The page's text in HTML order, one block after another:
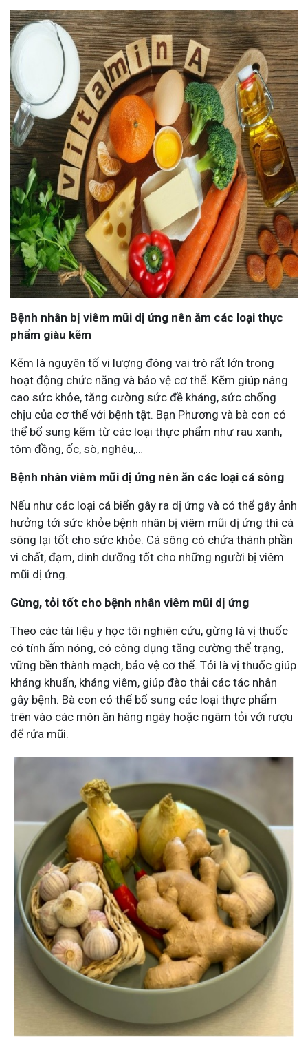
Bệnh nhân bị viêm mũi dị ứng nên ăm các loại thực
phẩm giàu kẽm
Kẽm là nguyên tố vi lượng đóng vai trò rất lớn trong
hoạt động chức năng và bảo vệ cơ thể. Kẽm giúp nâng
cao sức khỏe, tăng cường sức đề kháng, sức chống
chịu của cơ thể với bệnh tật. Bạn Phương và bà con có
thể bổ sung kẽm từ các loại thực phẩm như rau xanh,
tôm đồng, ốc, sò, nghêu,…
Bệnh nhân viêm mũi dị ứng nên ăn các loại cá sông
Nếu như các loại cá biển gây ra dị ứng và có thể gây ảnh
hưởng tới sức khỏe bệnh nhân bị viêm mũi dị ứng thì cá
sông lại tốt cho sức khỏe. Cá sông có chứa thành phần
vi chất, đạm, dinh dưỡng tốt cho những người bị viêm
mũi dị ứng.
Gừng, tỏi tốt cho bệnh nhân viêm mũi dị ứng
Theo các tài liệu y học tôi nghiên cứu, gừng là vị thuốc
có tính ấm nóng, có công dụng tăng cường thể trạng,
vững bền thành mạch, bảo vệ cơ thể. Tỏi là vị thuốc giúp
kháng khuẩn, kháng viêm, giúp đào thải các tác nhân
gây bệnh. Bà con có thể bổ sung các loại thực phẩm
trên vào các món ăn hàng ngày hoặc ngâm tỏi với rượu
để rửa mũi.